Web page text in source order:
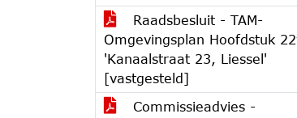
Raadsbesluit - TAM-
Omgevingsplan Hoofdstuk
'Kanaalstraat 23, Liessel'
[vastgesteld]
Commissieadvies -